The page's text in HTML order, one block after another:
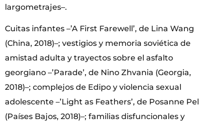
largometrajes–.
Cuitas infantes –’A First Farewell’, de Lina Wang
(China, 2018)–; vestigios y memoria soviética de
amistad adulta y trayectos sobre el asfalto
georgiano –’Parade’, de Nino Zhvania (Georgia,
2018)–; complejos de Edipo y violencia sexual
adolescente –’Light as Feathers’, de Posanne Pel
(Países Bajos, 2018)–; familias disfuncionales y